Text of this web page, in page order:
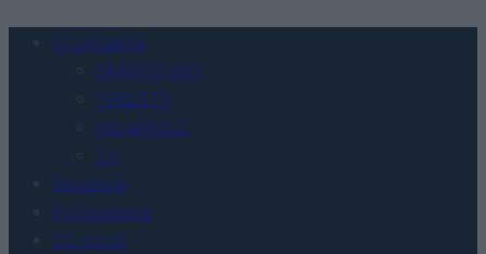
Urządzenia
SMARTFONY
TABLETY
WEARABLE
TV
Recenzje
Porównania
Co kupić